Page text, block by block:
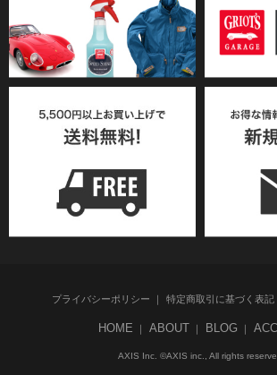
プライバシーポリシー 特定商取引に基づく表記
HOME ABOUT BLOG
AXIS Inc. ©AXIS inc., All rights